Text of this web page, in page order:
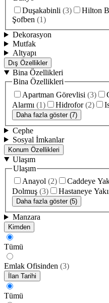
Duşakabinli (3) Hilton
Şofben (1)
Dekorasyon
Mutfak
Altyapı
Dış Özellikler
Bina Özellikleri
Bina Özellikleri
Apartman Görevlisi (3)
Alarmı (1) Hidrofor (2)
Daha fazla göster (7)
Cephe
Sosyal İmkanlar
Konum Özellikleri
Ulaşım
Ulaşım
Anayol (2) Caddeye
Dolmuş (3) Hastaneye
Daha fazla göster (5)
Manzara
Kimden
Tümü
Emlak Ofisinden (3)
İlan Tarihi
Tümü